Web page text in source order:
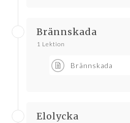
Brännskada
1 Lektion
Brännskada
Elolycka